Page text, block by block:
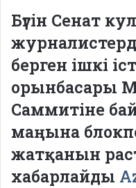
Бүгін Сенат
берген ішкі
орынбасары
Саммитіне
маңына
жатқанын
хабарлайды